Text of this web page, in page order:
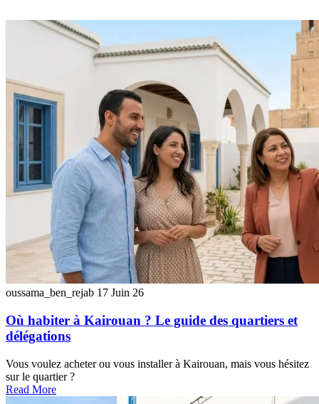
oussama_ben_rejab 17 Juin 26
Où habiter à Kairouan ? Le guide des quartiers et
délégations
Vous voulez acheter ou vous installer à Kairouan, mais vous hésitez
sur le quartier ?
Read More